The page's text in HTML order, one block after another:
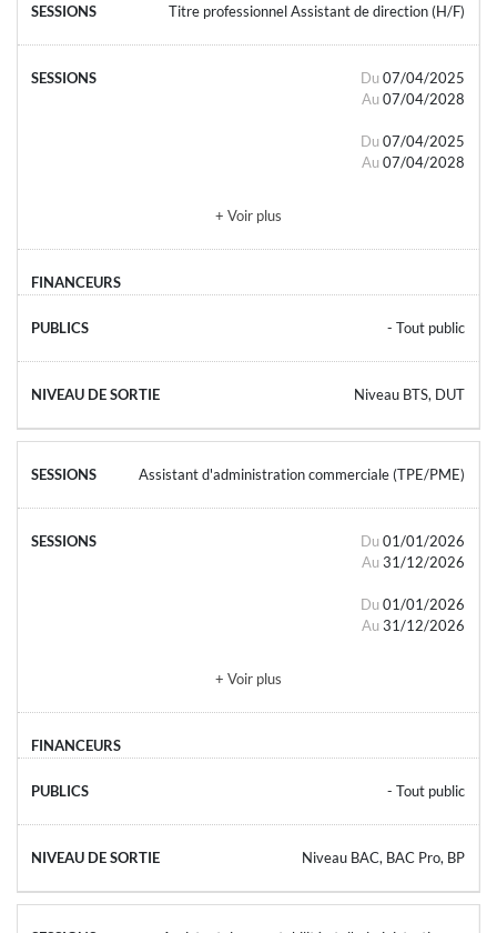
Titre professionnel Assistant de direction (H/F)
Du 07/04/2025
Au 07/04/2028
Du 07/04/2025
Au 07/04/2028
+ Voir plus
- Tout public
Niveau BTS, DUT
Assistant d'administration commerciale (TPE/PME)
Du 01/01/2026
Au 31/12/2026
Du 01/01/2026
Au 31/12/2026
+ Voir plus
- Tout public
Niveau BAC, BAC Pro, BP